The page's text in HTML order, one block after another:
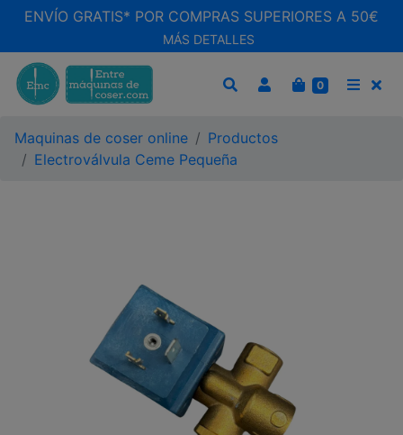
ENVÍO GRATIS* POR COMPRAS SUPERIORES A 50€
MÁS DETALLES
CARRITO
0
Maquinas de coser online
Productos
Electroválvula Ceme Pequeña